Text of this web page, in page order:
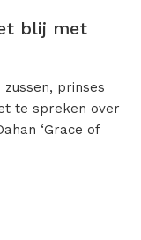
blij met
prinses
te spreken over
‘Grace of